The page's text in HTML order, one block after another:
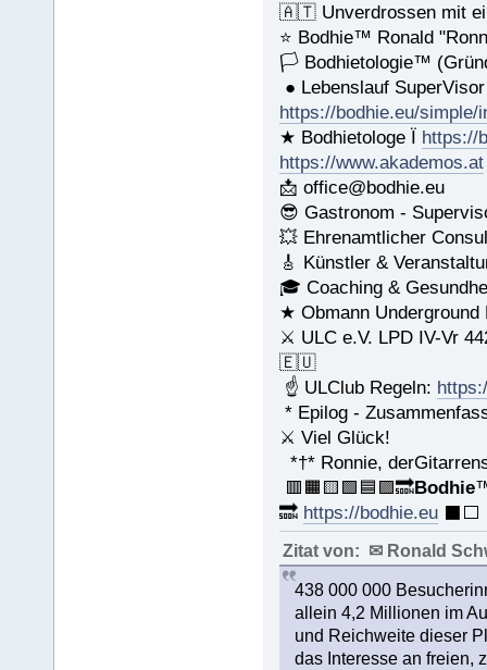
🇦🇹 Unverdrossen mit
⭐️ Bodhie™ Ronald
🏳 Bodhietologie™
● Lebenslauf
https://bodhie.eu/simple/
★ Bodhietologe Ï https://
https://www.akademos.at
📩 office@bodhie.eu
😎 Gastronom -
💥 Ehrenamtlicher
🎸 Künstler &
🎓 Coaching &
★ Obmann
⚔ ULC e.V. LPD IV-Vr
🇪🇺
☝ ULClub Regeln:
* Epilog -
⚔ Viel Glück!
*†* Ronnie,
🟥🟧🟨🟩🟦🟪🔜Bodhie
🔜 https://bodhie.eu⬛️⬜️
Zitat von: ✉ Ronald
438 000 000
allein 4,2 Millionen im
und Reichweite dieser
das Interesse an freien,